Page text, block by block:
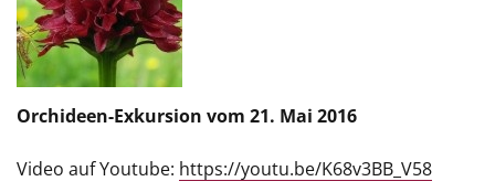
Orchideen-Exkursion vom 21. Mai 2016
Video auf Youtube: https://youtu.be/K68v3BB_V58